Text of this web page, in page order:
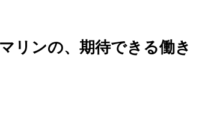
リンの、期待できる働き